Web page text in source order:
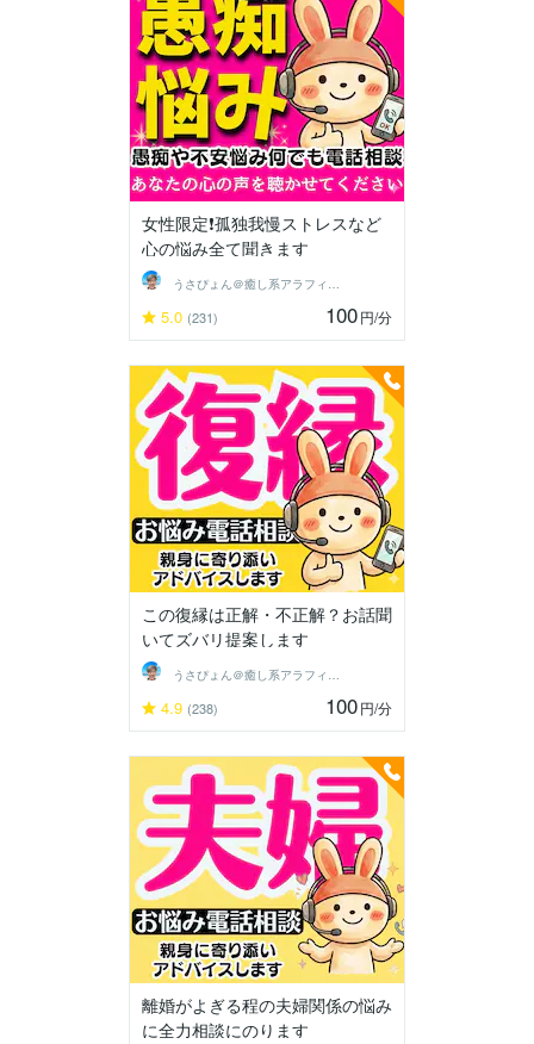
女性限定❗孤独我慢ストレスなど
心の悩み全て聞きます
うさぴょん＠癒し系アラフィフ心寄り添い人
5.0 (231) 100円/分
この復縁は正解・不正解？お話聞
いてズバリ提案します
うさぴょん＠癒し系アラフィフ心寄り添い人
4.9 (238) 100円/分
離婚がよぎる程の夫婦関係の悩み
に全力相談にのります